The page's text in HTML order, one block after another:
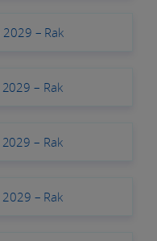
– Rak
– Rak
– Rak
– Rak